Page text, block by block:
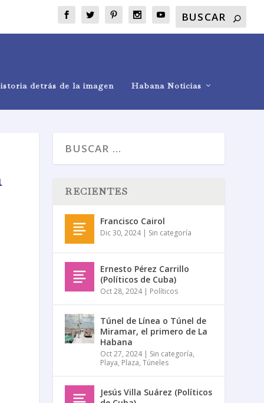
detrás de la imagen Habana Noticias
RECIENTES
Francisco Cairol
Dic 30, 2024| Sin categoría
Ernesto Pérez Carrillo
(Políticos de Cuba)
Oct 28, 2024| Políticos
Túnel de Línea o Túnel de
Miramar, el primero de La
Habana
Oct 27, 2024| Sin categoría,
Playa, Plaza,Túneles
Jesús Villa Suárez (Políticos